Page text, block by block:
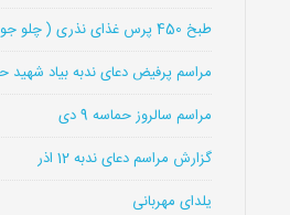
طبخ 450 پرس غذای نذری ( چلو جوجه )
مراسم پرفیض دعای ندبه بیاد شهید
مراسم سالروز حماسه 9 دی
گزارش مراسم دعای ندبه 12 اذر
یلدای مهربانی